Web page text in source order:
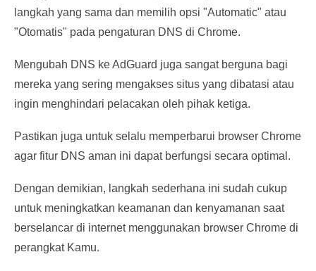
langkah yang sama dan memilih opsi "Automatic" atau
"Otomatis" pada pengaturan DNS di Chrome.
Mengubah DNS ke AdGuard juga sangat berguna bagi
mereka yang sering mengakses situs yang dibatasi atau
ingin menghindari pelacakan oleh pihak ketiga.
Pastikan juga untuk selalu memperbarui browser Chrome
agar fitur DNS aman ini dapat berfungsi secara optimal.
Dengan demikian, langkah sederhana ini sudah cukup
untuk meningkatkan keamanan dan kenyamanan saat
berselancar di internet menggunakan browser Chrome di
perangkat Kamu.